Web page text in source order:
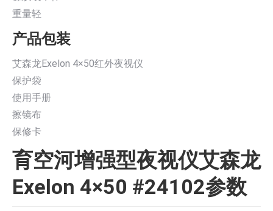
重量轻
产品包装
艾森龙Exelon 4×50红外夜视仪
保护袋
使用手册
擦镜布
保修卡
育空河增强型夜视仪艾森龙
Exelon 4×50 #24102参数